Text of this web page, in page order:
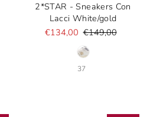
2*STAR - Sneakers Con
Lacci White/gold
€134,00 €149,00
37